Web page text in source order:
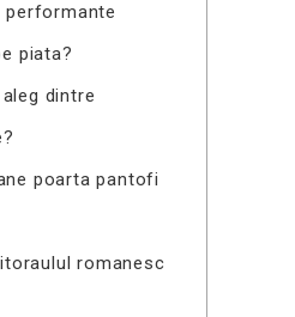
performante
piata?
dintre
poarta pantofi
romanesc